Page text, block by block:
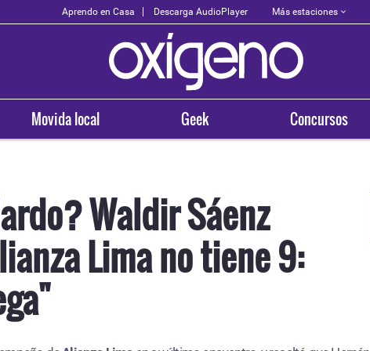
Aprendo en Casa Descarga AudioPlayer Más estaciones
Movida local Geek Concursos
Waldir Sáenz
Lima no tiene 9:
OXÍGENO EN TU CIUDAD
Arequipa
93.5